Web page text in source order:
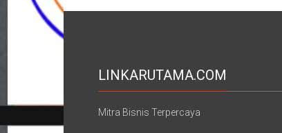
LINKARUTAMA.COM
Mitra Bisnis Terpercaya